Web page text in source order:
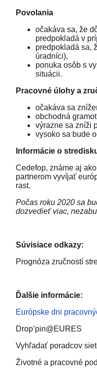
Povolania
očakáva sa, že
predpokladá v
predpokladá sa,
úradníci),
ponuka osôb s
situácii.
Pracovné úlohy a
očakáva sa
obchodná
výrazne sa zníži
vysoko sa bude
Informácie o
Cedefop, známe aj
partnerom vyvíjať
rast.
Počas roku 2020 sa
dozvedieť viac,
Súvisiace odkazy:
Prognóza zručností
Ďalšie informácie:
Európske dni
Drop’pin@EURES
Vyhľadať poradcov
Životné a pracovné